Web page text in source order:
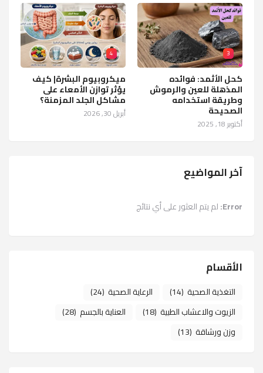
3
كحل الأثمد: فوائده
المذهلة للعين والرموش
وطريقة استخدامه
الصحيحة
أكتوبر 18, 2025
4
ميكروبيوم البشرة| كيف
يؤثر توازن الأمعاء على
مشاكل الجلد المزمنة؟
أبريل 30, 2026
آخر المواضيع
Error: لم يتم العثور على أي نتائج
الأقسام
التغذية الصحية (14) الرعاية الصحية (24)
الزيوت والاعشاب الطبية (18) العناية بالجسم (28)
وزن ورشاقة (13)